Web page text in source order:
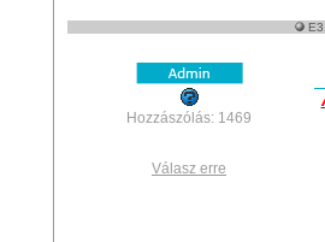
Hozzászólás: 1469
Válasz erre